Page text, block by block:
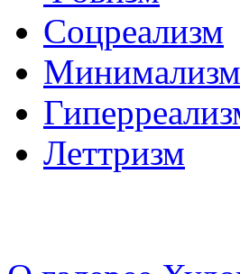
Соцреализм
Минимализм
Леттризм